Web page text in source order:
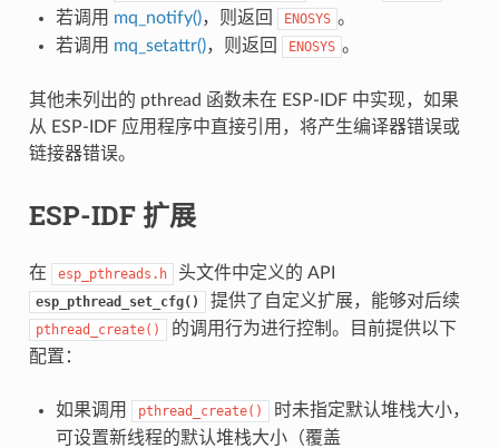
若调用 mq_notify()，则返回 ENOSYS 。
若调用 mq_setattr()，则返回 ENOSYS 。
其他未列出的 pthread 函数未在 ESP-IDF 中实现，如果
从 ESP-IDF 应用程序中直接引用，将产生编译器错误或
链接器错误。
ESP-IDF 扩展
在 esp_pthreads.h 头文件中定义的 API
esp_pthread_set_cfg() 提供了自定义扩展，能够对后续
pthread_create()
的调用行为进行控制。目前提供以下
配置：
如果调用 pthread_create()
时未指定默认堆栈大小，
可设置新线程的默认堆栈大小（覆盖